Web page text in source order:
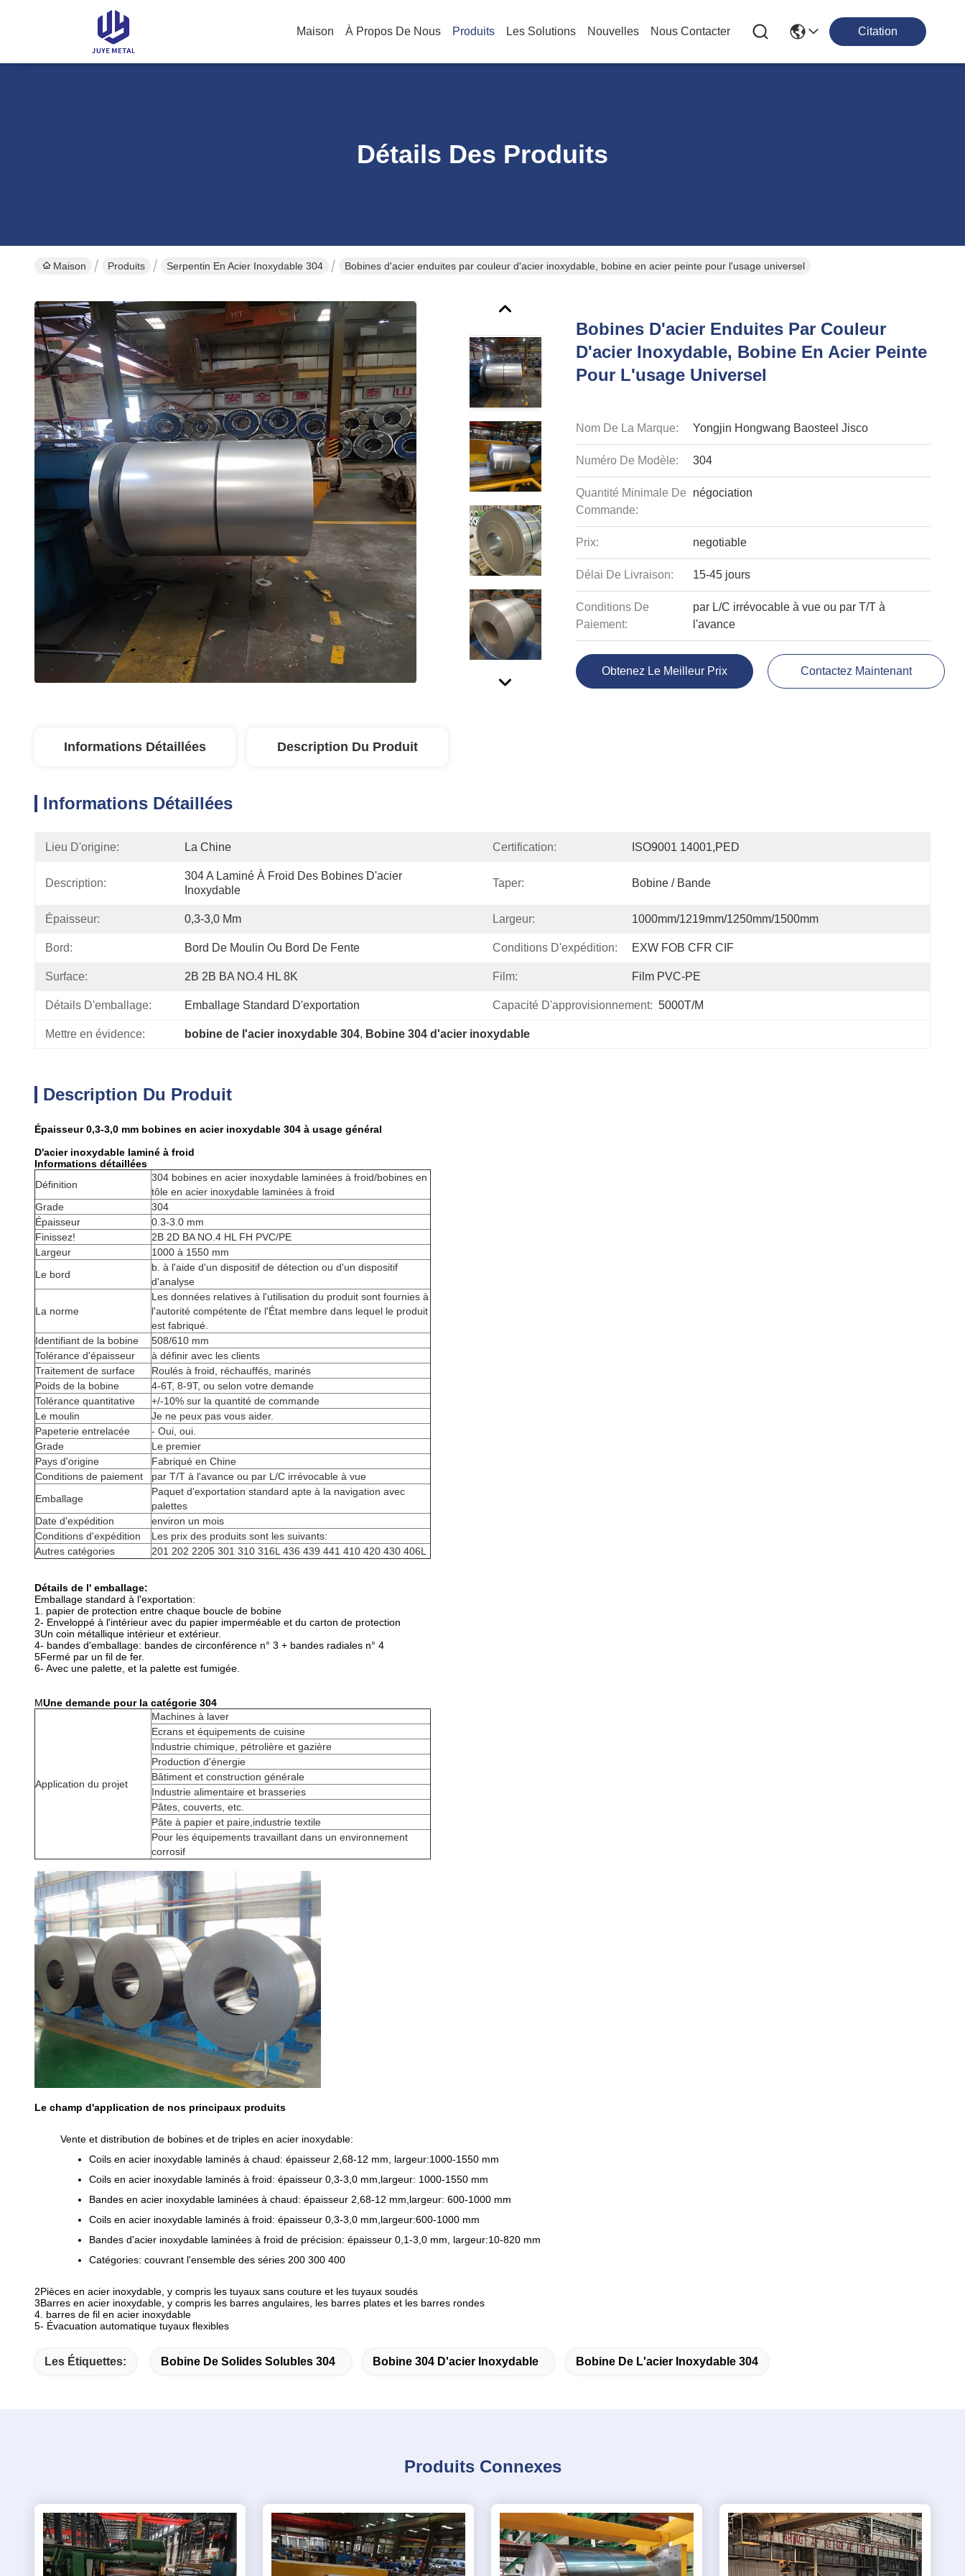
Maison À Propos De Nous Produits Les Solutions Nouvelles Nous Contacter Citation
Détails Des Produits
Maison Produits Serpentin En Acier Inoxydable 304 Bobines d'acier enduites par couleur d'acier inoxydable, bobine en acier peinte pour l'usage universel
Bobines D'acier Enduites Par Couleur
D'acier Inoxydable, Bobine En Acier Peinte
Pour L'usage Universel
Nom De La Marque: Yongjin Hongwang Baosteel Jisco
Numéro De Modèle: 304
Quantité Minimale De
Commande:
négociation
Prix: negotiable
Délai De Livraison: 15-45 jours
Conditions De
Paiement:
par L/C irrévocable à vue ou par T/T à
l'avance
Obtenez Le Meilleur Prix Contactez Maintenant
Informations Détaillées Description Du Produit
Informations Détaillées
Lieu D'origine: La Chine Certification: ISO9001 14001,PED
Description:
304 A Laminé À Froid Des Bobines D'acier
Inoxydable
Taper: Bobine / Bande
Épaisseur: 0,3-3,0 Mm Largeur: 1000mm/1219mm/1250mm/1500mm
Bord: Bord De Moulin Ou Bord De Fente Conditions D'expédition: EXW FOB CFR CIF
Surface: 2B 2B BA NO.4 HL 8K Film: Film PVC-PE
Détails D'emballage: Emballage Standard D'exportation Capacité D'approvisionnement: 5000T/M
Mettre en évidence: bobine de l'acier inoxydable 304, Bobine 304 d'acier inoxydable
Description Du Produit
Épaisseur 0,3-3,0 mm bobines en acier inoxydable 304 à usage général
D'acier inoxydable laminé à froid
Informations détaillées
Définition
304 bobines en acier inoxydable laminées à froid/bobines en
tôle en acier inoxydable laminées à froid
Grade
304
Épaisseur
0.3-3.0 mm
Finissez!
2B 2D BA NO.4 HL FH PVC/PE
Largeur
1000 à 1550 mm
Le bord
b. à l'aide d'un dispositif de détection ou d'un dispositif
d'analyse
La norme
Les données relatives à l'utilisation du produit sont fournies à
l'autorité compétente de l'État membre dans lequel le produit
est fabriqué.
Identifiant de la bobine
508/610 mm
Tolérance d'épaisseur
à définir avec les clients
Traitement de surface
Roulés à froid, réchauffés, marinés
Poids de la bobine
4-6T, 8-9T, ou selon votre demande
Tolérance quantitative
+/-10% sur la quantité de commande
Le moulin
Je ne peux pas vous aider.
Papeterie entrelacée
- Oui, oui.
Grade
Le premier
Pays d'origine
Fabriqué en Chine
Conditions de paiement
par T/T à l'avance ou par L/C irrévocable à vue
Emballage
Paquet d'exportation standard apte à la navigation avec
palettes
Date d'expédition
environ un mois
Conditions d'expédition
Les prix des produits sont les suivants:
Autres catégories
201 202 2205 301 310 316L 436 439 441 410 420 430 406L
Détails de l' emballage:
Emballage standard à l'exportation:
1. papier de protection entre chaque boucle de bobine
2- Enveloppé à l'intérieur avec du papier imperméable et du carton de protection
3Un coin métallique intérieur et extérieur.
4- bandes d'emballage: bandes de circonférence n° 3 + bandes radiales n° 4
5Fermé par un fil de fer.
6- Avec une palette, et la palette est fumigée.
MUne demande pour la catégorie 304
Application du projet
Machines à laver
Ecrans et équipements de cuisine
Industrie chimique, pétrolière et gazière
Production d'énergie
Bâtiment et construction générale
Industrie alimentaire et brasseries
Pâtes, couverts, etc.
Pâte à papier et paire,industrie textile
Pour les équipements travaillant dans un environnement
corrosif
Le champ d'application de nos principaux produits
Vente et distribution de bobines et de triples en acier inoxydable:
Coils en acier inoxydable laminés à chaud: épaisseur 2,68-12 mm, largeur:1000-1550 mm
Coils en acier inoxydable laminés à froid: épaisseur 0,3-3,0 mm,largeur: 1000-1550 mm
Bandes en acier inoxydable laminées à chaud: épaisseur 2,68-12 mm,largeur: 600-1000 mm
Coils en acier inoxydable laminés à froid: épaisseur 0,3-3,0 mm,largeur:600-1000 mm
Bandes d'acier inoxydable laminées à froid de précision: épaisseur 0,1-3,0 mm, largeur:10-820 mm
Catégories: couvrant l'ensemble des séries 200 300 400
2Pièces en acier inoxydable, y compris les tuyaux sans couture et les tuyaux soudés
3Barres en acier inoxydable, y compris les barres angulaires, les barres plates et les barres rondes
4. barres de fil en acier inoxydable
5- Évacuation automatique tuyaux flexibles
Les Étiquettes: Bobine De Solides Solubles 304 Bobine 304 D'acier Inoxydable Bobine De L'acier Inoxydable 304
Produits Connexes